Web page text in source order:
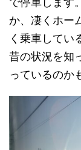
か、凄くホー
く乗車してい
昔の状況を知
っているのか